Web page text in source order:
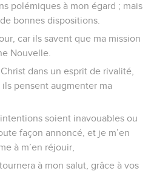
polémiques à mon égard ; mais
bonnes dispositions.
car ils savent que ma mission
Nouvelle.
dans un esprit de rivalité,
pensent augmenter ma
soient inavouables ou
façon annoncé, et je m’en
à m’en réjouir,
à mon salut, grâce à vos